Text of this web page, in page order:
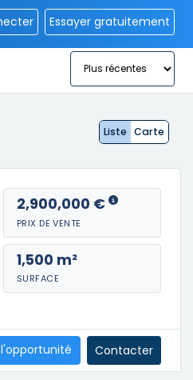
Essayer gratuitement
Liste Carte
2,900,000 €
PRIX DE VENTE
1,500 m²
SURFACE
Contacter